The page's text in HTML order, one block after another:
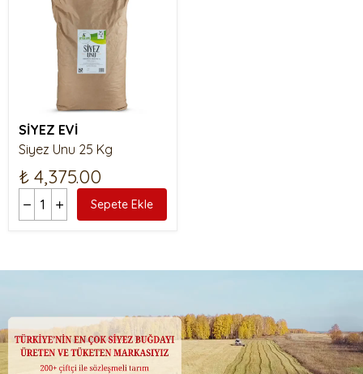
SİYEZ EVİ
Siyez Unu 25 Kg
₺ 4,375.00
Sepete Ekle